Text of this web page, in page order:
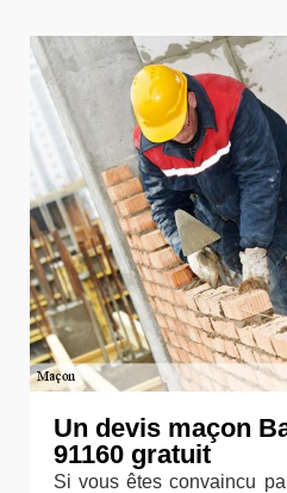
Un devis maçon
91160 gratuit
Si vous êtes convaincu